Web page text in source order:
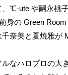
℃-ute や嗣永桃
身の Green
奈美と夏焼雅が
なハロプロの大